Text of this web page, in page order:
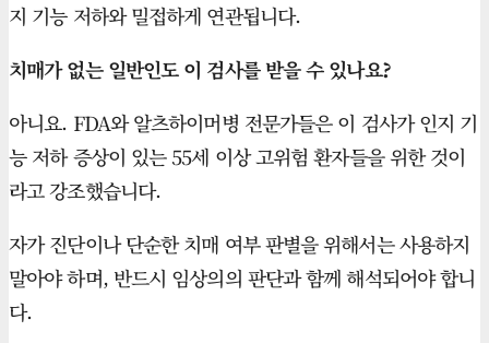
지 기능 저하와 밀접하게 연관됩니다.
치매가 없는 일반인도 이 검사를 받을 수 있나요?
아니요. FDA와 알츠하이머병 전문가들은 이 검사가 인지 기
능 저하 증상이 있는 55세 이상 고위험 환자들을 위한 것이
라고 강조했습니다.
자가 진단이나 단순한 치매 여부 판별을 위해서는 사용하지
말아야 하며, 반드시 임상의의 판단과 함께 해석되어야 합니
다.